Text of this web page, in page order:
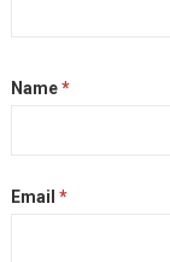
Name*
Email *